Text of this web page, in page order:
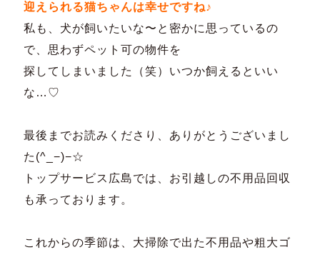
迎えられる猫ちゃんは幸せですね♪
私も、犬が飼いたいな〜と密かに思っているの
で、思わずペット可の物件を
探してしまいました（笑）いつか飼えるといい
な…♡
最後までお読みくださり、ありがとうございまし
た(^_−)−☆
トップサービス広島では、お引越しの不用品回収
も承っております。
これからの季節は、大掃除で出た不用品や粗大ゴ